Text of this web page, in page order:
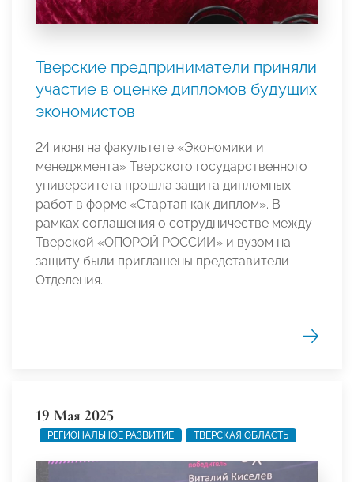
Тверские предприниматели приняли
участие в оценке дипломов будущих
экономистов
24 июня на факультете «Экономики и
менеджмента» Тверского государственного
университета прошла защита дипломных
работ в форме «Стартап как диплом». В
рамках соглашения о сотрудничестве между
Тверской «ОПОРОЙ РОССИИ» и вузом на
защиту были приглашены представители
Отделения.
19 Мая 2025
РЕГИОНАЛЬНОЕ РАЗВИТИЕ ТВЕРСКАЯ ОБЛАСТЬ